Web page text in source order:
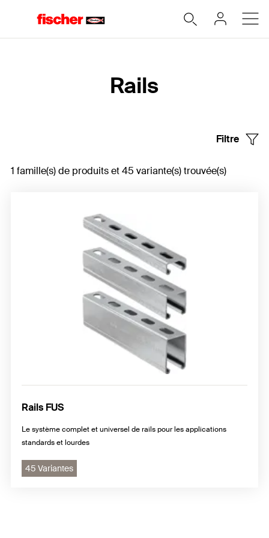
Rails
Filtre
1 famille(s) de produits et 45 variante(s) trouvée(s)
Rails FUS
Le système complet et universel de rails pour les applications
standards et lourdes
45 Variantes